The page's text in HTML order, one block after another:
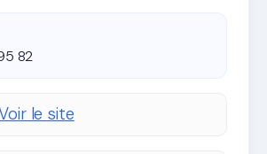
82
le site